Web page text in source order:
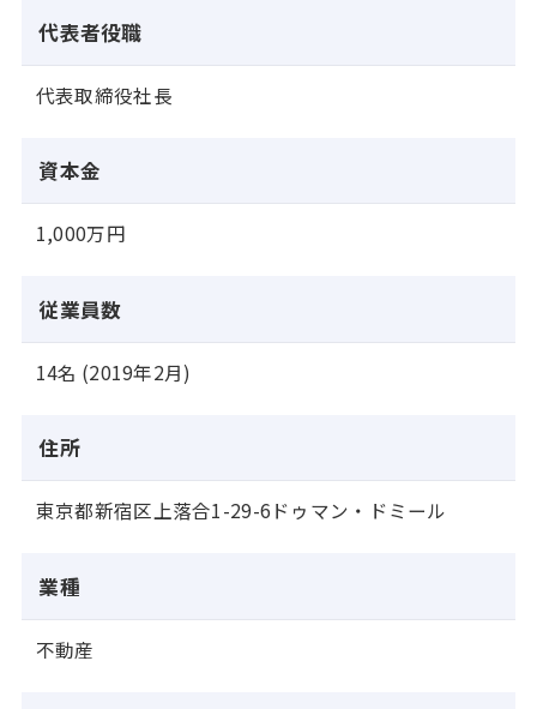
代表者役職
代表取締役社長
資本金
1,000万円
従業員数
14名 (2019年2月)
住所
東京都新宿区上落合1-29-6ドゥマン・ドミール
業種
不動産